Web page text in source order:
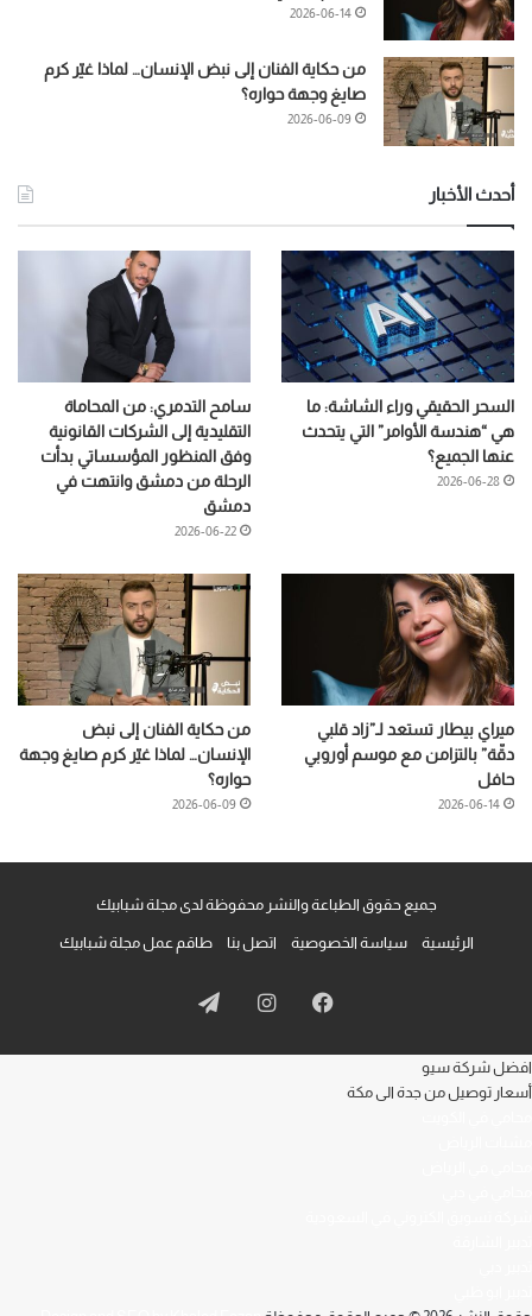
2026-06-14
من حكاية الفنان إلى نبض الإنسان… لماذا غيّر كرم
صايغ وجهة حواره؟
2026-06-09
أحدث الأخبار
السحر الحقيقي وراء الشاشة: ما
هي “هندسة الأوامر” التي يتحدث
عنها الجميع؟
2026-06-28
سامح التدمري: من المحاماة
التقليدية إلى الشركات القانونية
وفق المنظور المؤسساتي بدأت
الرحلة من دمشق وانتهت في
دمشق
2026-06-22
ميراي بيطار تستعد لـ”زاد قلبي
دقّة” بالتزامن مع موسم أوروبي
حافل
2026-06-14
من حكاية الفنان إلى نبض
الإنسان… لماذا غيّر كرم صايغ وجهة
حواره؟
2026-06-09
جميع حقوق الطباعة والنشر محفوظة لدى مجلة شبابيك
الرئيسية سياسة الخصوصية اتصل بنا طاقم عمل مجلة شبابيك
فيسبوكانستقرامتيلقرام
افضل شركة سيو
أسعار توصيل من جدة الى مكة